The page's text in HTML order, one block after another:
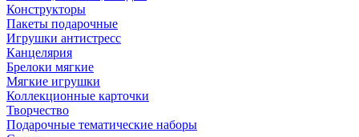
Конструкторы
Пакеты подарочные
Игрушки антистресс
Канцелярия
Брелоки мягкие
Мягкие игрушки
Коллекционные карточки
Творчество
Подарочные тематические наборы